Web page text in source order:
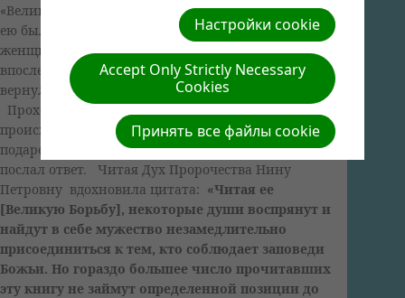
«Великую борьбу». Там, за последние два года
ею было розданы десятки книг. Некоторые
женщины брали с большой охотой, но
впоследствии возвращали. Интересно, что те, кто
вернул книги, оставили даже посещать эту баню.
Проходили месяцы. Казалось, ничего не
происходит в жизни тех людей, которым
подарены книги. Но вот две недели назад Господь
послал ответ. Читая Дух Пророчества Нину
Петровну вдохновила цитата: «Читая ее
[Великую Борьбу], некоторые души воспрянут и
найдут в себе мужество незамедлительно
присоединиться к тем, кто соблюдает заповеди
Божьи. Но гораздо большее число прочитавших
эту книгу не займут определенной позиции до
Настройки cookie
Accept Only Strictly Necessary
Cookies
Принять все файлы cookie